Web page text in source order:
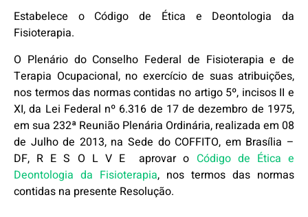
Estabelece o Código de Ética e Deontologia da
Fisioterapia.
O Plenário do Conselho Federal de Fisioterapia e de
Terapia Ocupacional, no exercício de suas atribuições,
nos termos das normas contidas no artigo 5º, incisos II e
XI, da Lei Federal nº 6.316 de 17 de dezembro de 1975,
em sua 232ª Reunião Plenária Ordinária, realizada em 08
de Julho de 2013, na Sede do COFFITO, em Brasília –
DF, R E S O L V E aprovar o Código de Ética e
Deontologia da Fisioterapia, nos termos das normas
contidas na presente Resolução.